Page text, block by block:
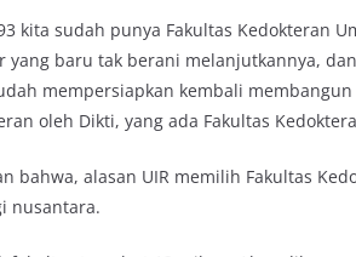
kita sudah punya Fakultas Kedokteran
yang baru tak berani melanjutkannya,
mempersiapkan kembali
oleh Dikti, yang ada Fakultas
bahwa, alasan UIR memilih Fakultas
nusantara.